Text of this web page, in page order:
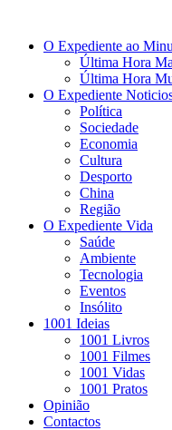
O Expediente ao
Última Hora
Última Hora
O Expediente
Política
Sociedade
Economia
Cultura
Desporto
China
Região
O Expediente Vida
Saúde
Ambiente
Tecnologia
Eventos
Insólito
1001 Ideias
1001 Livros
1001 Filmes
1001 Vidas
1001 Pratos
Opinião
Contactos